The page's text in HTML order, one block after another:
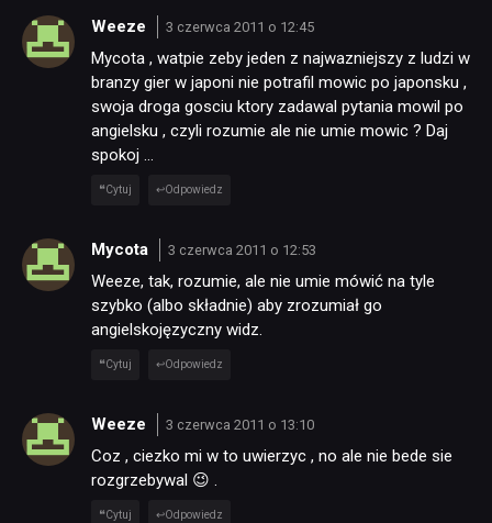
Weeze 3 czerwca 2011 o 12:45
Mycota , watpie zeby jeden z najwazniejszy z ludzi w
branzy gier w japoni nie potrafil mowic po japonsku ,
swoja droga gosciu ktory zadawal pytania mowil po
angielsku , czyli rozumie ale nie umie mowic ? Daj
spokoj …
Cytuj Odpowiedz
Mycota 3 czerwca 2011 o 12:53
Weeze, tak, rozumie, ale nie umie mówić na tyle
szybko (albo składnie) aby zrozumiał go
angielskojęzyczny widz.
Cytuj Odpowiedz
Weeze 3 czerwca 2011 o 13:10
Coz , ciezko mi w to uwierzyc , no ale nie bede sie
rozgrzebywal 😉 .
Cytuj Odpowiedz